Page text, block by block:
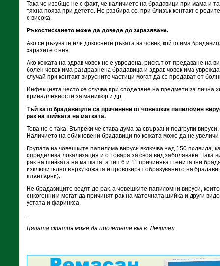
Така че изобщо не е факт, че наличието на брадавици при мама и
тяхна поява при детето. Но разбира се, при близък контакт с
е висока.
Ръкостискането може да доведе до заразяване.
Ако се ръкувате или докоснете ръката на човек, който има
заразите с нея.
Ако кожата на здрав човек не е увредена, рискът от предаване на
болен човек има раздразнена брадавица и здрав човек има
случай при контакт вирусните частици могат да се предават от
Инфекцията често се случва при споделяне на предмети за лична
принадлежности за маникюр и др.
Тъй като брадавиците са причинени от човешкия папиломен
рак на шийката на матката.
Това не е така. Въпреки че става дума за свързани подгрупи
Наличието на обикновени брадавици по кожата може да не увеличи
Групата на човешките папилома вируси включва над 150 подвида,
определена локализация и отговаря за своя вид заболяване. Така
рак на шийката на матката, а тип 6 и 11 причиняват генитални
изключително върху кожата и провокират образуването на
плантарни).
Не брадавиците водят до рак, а човешките папиломни вируси,
онкогенни и могат да причинят рак на маточната шийка и други
устата и фаринкса.
...
Цялата статия може да прочетете във в. Лечител